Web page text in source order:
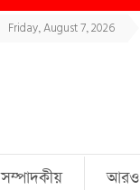
Friday, August 7, 2026
সম্পাদকীয় আরও